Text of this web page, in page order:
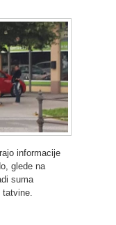
informacije
glede na
suma
tatvine.